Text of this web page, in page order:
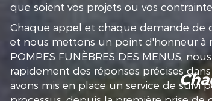
que soient vos projets ou vos
Chaque appel et chaque demande de
et nous mettons un point d'honneur à
POMPES FUNÈBRES DES MENUS,
rapidement des réponses précises
avons mis en place un service de suivi